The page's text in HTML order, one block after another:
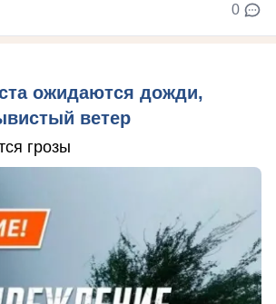
0
ожидаются дожди,
ветер
грозы